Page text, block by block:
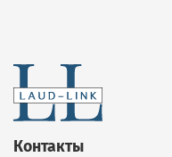
Контакты